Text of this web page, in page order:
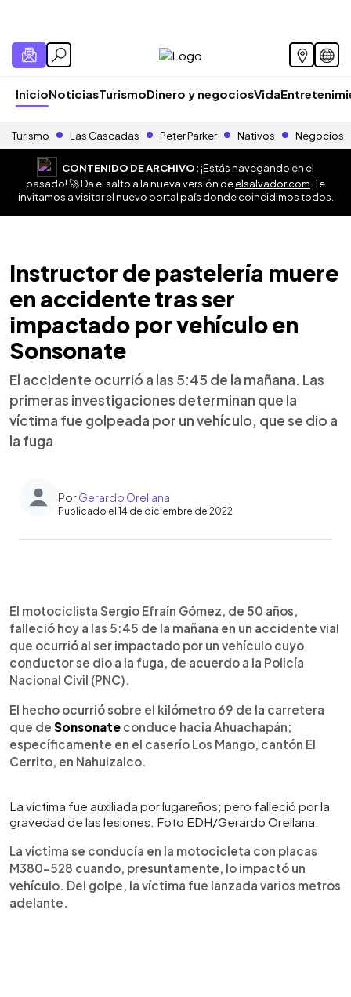
InicioNoticiasTurismoDinero y negociosVida
Turismo Las Cascadas Peter Parker Nativos Negocios
CONTENIDO DE ARCHIVO:¡Estás navegando en el
pasado! 🚀 Da el salto a la nueva versión deelsalvador.com . Te
invitamos a visitar el nuevo portal país donde coincidimos todos.
Instructor de pastelería muere
en accidente tras ser
impactado por vehículo en
Sonsonate
El accidente ocurrió a las 5:45 de la mañana. Las
primeras investigaciones determinan que la
víctima fue golpeada por un vehículo, que se dio a
la fuga
PorGerardo Orellana
Publicado el 14 de diciembre de 2022
Escuchar artículo
El motociclista Sergio Efraín Gómez, de 50 años,
falleció hoy a las 5:45 de la mañana en un accidente vial
que ocurrió al ser impactado por un vehículo cuyo
conductor se dio a la fuga, de acuerdo a la Policía
Nacional Civil (PNC).
El hecho ocurrió sobre el kilómetro 69 de la carretera
que de Sonsonate conduce hacia Ahuachapán;
específicamente en el caserío Los Mango, cantón El
Cerrito, en Nahuizalco.
La víctima fue auxiliada por lugareños; pero falleció por la
gravedad de las lesiones. Foto EDH/Gerardo Orellana.
La víctima se conducía en la motocicleta con placas
M380-528 cuando, presuntamente, lo impactó un
vehículo. Del golpe, la víctima fue lanzada varios metros
adelante.